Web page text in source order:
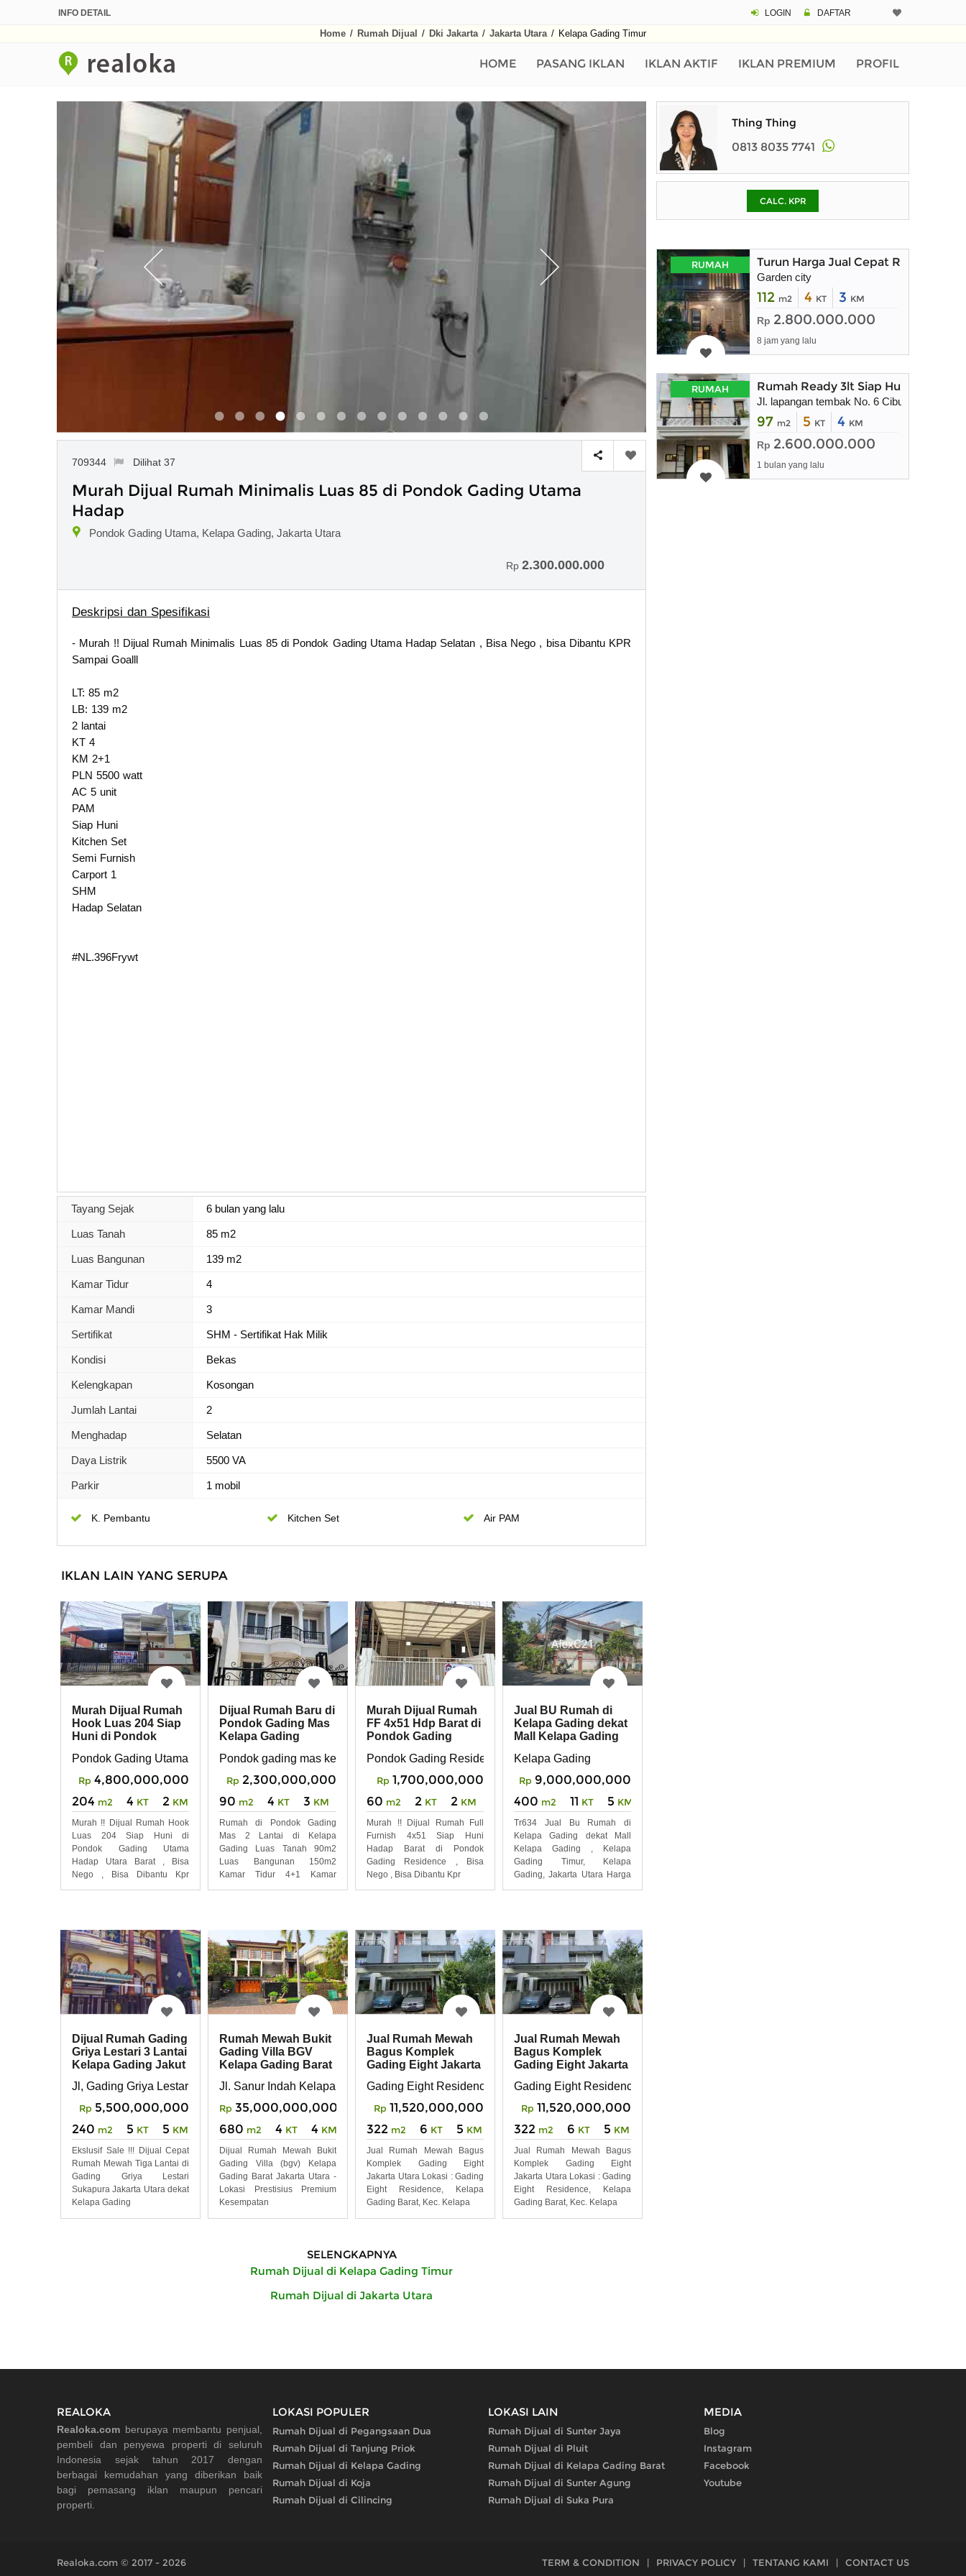
INFO DETAIL LOGIN DAFTAR
Home / Rumah Dijual / Dki Jakarta / Jakarta Utara / Kelapa Gading Timur
HOME PASANG IKLAN IKLAN AKTIF IKLAN PREMIUM PROFIL
709344 Dilihat 37
Murah Dijual Rumah Minimalis Luas 85 di Pondok Gading Utama
Hadap
Pondok Gading Utama, Kelapa Gading, Jakarta Utara
Rp 2.300.000.000
Deskripsi dan Spesifikasi
- Murah !! Dijual Rumah Minimalis Luas 85 di Pondok Gading Utama Hadap Selatan , Bisa Nego , bisa Dibantu KPR
Sampai Goalll
LT: 85 m2
LB: 139 m2
2 lantai
KT 4
KM 2+1
PLN 5500 watt
AC 5 unit
PAM
Siap Huni
Kitchen Set
Semi Furnish
Carport 1
SHM
Hadap Selatan
#NL.396Frywt
Tayang Sejak 6 bulan yang lalu
Luas Tanah 85 m2
Luas Bangunan 139 m2
Kamar Tidur 4
Kamar Mandi 3
Sertifikat SHM - Sertifikat Hak Milik
Kondisi Bekas
Kelengkapan Kosongan
Jumlah Lantai 2
Menghadap Selatan
Daya Listrik 5500 VA
Parkir 1 mobil
K. Pembantu Kitchen Set Air PAM
IKLAN LAIN YANG SERUPA
Murah Dijual Rumah
Hook Luas 204 Siap
Huni di Pondok
Pondok Gading Utama, Kelapa Gading
Rp 4,800,000,000
204 m2 4 KT 2 KM
Murah !! Dijual Rumah Hook
Luas 204 Siap Huni di
Pondok Gading Utama
Hadap Utara Barat , Bisa
Nego , Bisa Dibantu Kpr
Dijual Rumah Baru di
Pondok Gading Mas
Kelapa Gading
Pondok gading mas kelapa gading jakarta
Rp 2,300,000,000
90 m2 4 KT 3 KM
Rumah di Pondok Gading
Mas 2 Lantai di Kelapa
Gading Luas Tanah 90m2
Luas Bangunan 150m2
Kamar Tidur 4+1 Kamar
Murah Dijual Rumah
FF 4x51 Hdp Barat di
Pondok Gading
Pondok Gading Residence, Klp Gading
Rp 1,700,000,000
60 m2 2 KT 2 KM
Murah !! Dijual Rumah Full
Furnish 4x51 Siap Huni
Hadap Barat di Pondok
Gading Residence , Bisa
Nego , Bisa Dibantu Kpr
Jual BU Rumah di
Kelapa Gading dekat
Mall Kelapa Gading
Kelapa Gading
Rp 9,000,000,000
400 m2 11 KT 5 KM
Tr634 Jual Bu Rumah di
Kelapa Gading dekat Mall
Kelapa Gading , Kelapa
Gading Timur, Kelapa
Gading, Jakarta Utara Harga
Dijual Rumah Gading
Griya Lestari 3 Lantai
Kelapa Gading Jakut
Jl, Gading Griya Lestari Kelapa Gading Jakarta Utara
Rp 5,500,000,000
240 m2 5 KT 5 KM
Ekslusif Sale !!! Dijual Cepat
Rumah Mewah Tiga Lantai di
Gading Griya Lestari
Sukapura Jakarta Utara dekat
Kelapa Gading
Rumah Mewah Bukit
Gading Villa BGV
Kelapa Gading Barat
Jl. Sanur Indah Kelapa Gading Barat
Rp 35,000,000,000
680 m2 4 KT 4 KM
Dijual Rumah Mewah Bukit
Gading Villa (bgv) Kelapa
Gading Barat Jakarta Utara -
Lokasi Prestisius Premium
Kesempatan
Jual Rumah Mewah
Bagus Komplek
Gading Eight Jakarta
Gading Eight Residence, Kelapa Gading Barat, Kec. Kelapa Gading, Jakarta Utara
Rp 11,520,000,000
322 m2 6 KT 5 KM
Jual Rumah Mewah Bagus
Komplek Gading Eight
Jakarta Utara Lokasi : Gading
Eight Residence, Kelapa
Gading Barat, Kec. Kelapa
Jual Rumah Mewah
Bagus Komplek
Gading Eight Jakarta
Gading Eight Residence, Kelapa Gading Barat, Kec. Kelapa Gading, Jakarta Utara
Rp 11,520,000,000
322 m2 6 KT 5 KM
Jual Rumah Mewah Bagus
Komplek Gading Eight
Jakarta Utara Lokasi : Gading
Eight Residence, Kelapa
Gading Barat, Kec. Kelapa
SELENGKAPNYA
Rumah Dijual di Kelapa Gading Timur
Rumah Dijual di Jakarta Utara
Pinjaman (PIN)
pada kotak-
Thing Thing
0813 8035 7741
CALC. KPR
RUMAH Turun Harga Jual Cepat Rumah
Garden city
112 m2 4 KT 3 KM
Rp 2.800.000.000
8 jam yang lalu
RUMAH Rumah Ready 3lt Siap Huni,
Jl. lapangan tembak No. 6 Cibubur ciracas
97 m2 5 KT 4 KM
Rp 2.600.000.000
1 bulan yang lalu
REALOKA
Realoka.com berupaya membantu penjual,
pembeli dan penyewa properti di seluruh
Indonesia sejak tahun 2017 dengan
berbagai kemudahan yang diberikan baik
bagi pemasang iklan maupun pencari
properti.
LOKASI POPULER
Rumah Dijual di Pegangsaan Dua
Rumah Dijual di Tanjung Priok
Rumah Dijual di Kelapa Gading
Rumah Dijual di Koja
Rumah Dijual di Cilincing
LOKASI LAIN
Rumah Dijual di Sunter Jaya
Rumah Dijual di Pluit
Rumah Dijual di Kelapa Gading Barat
Rumah Dijual di Sunter Agung
Rumah Dijual di Suka Pura
MEDIA
Blog
Instagram
Facebook
Youtube
Realoka.com © 2017 - 2026 TERM & CONDITION | PRIVACY POLICY | TENTANG KAMI | CONTACT US